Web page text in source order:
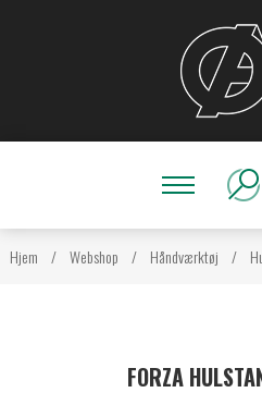
Hjem / Webshop / Håndværktøj /
FORZA